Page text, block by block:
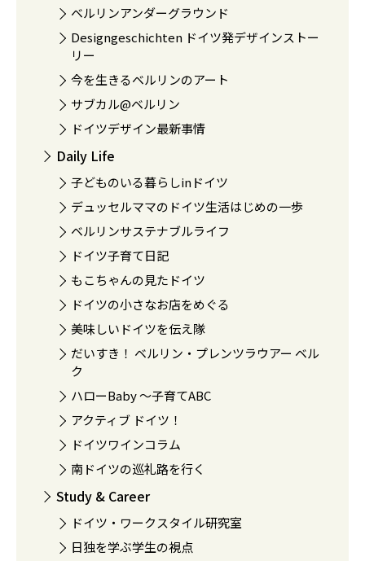
ベルリンアンダーグラウンド
Designgeschichten ドイツ発デザインストー
リー
今を生きるベルリンのアート
サブカル@ベルリン
ドイツデザイン最新事情
Daily Life
子どものいる暮らしinドイツ
デュッセルママのドイツ生活はじめの一歩
ベルリンサステナブルライフ
ドイツ子育て日記
もこちゃんの見たドイツ
ドイツの小さなお店をめぐる
美味しいドイツを伝え隊
だいすき！ ベルリン・プレンツラウアー ベル
ク
ハローBaby 〜子育てABC
アクティブ ドイツ！
ドイツワインコラム
南ドイツの巡礼路を行く
Study & Career
ドイツ・ワークスタイル研究室
日独を学ぶ学生の視点